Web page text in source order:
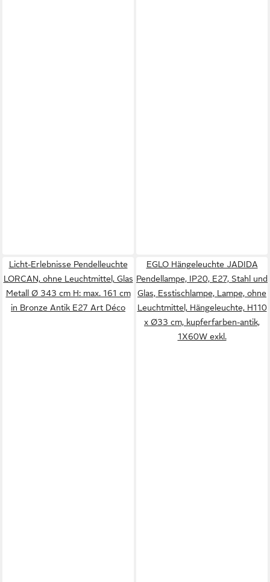
Licht-Erlebnisse Pendelleuchte
LORCAN, ohne Leuchtmittel, Glas
Metall Ø 343 cm H: max. 161 cm
in Bronze Antik E27 Art Déco
EGLO Hängeleuchte JADIDA
Pendellampe, IP20, E27, Stahl und
Glas, Esstischlampe, Lampe, ohne
Leuchtmittel, Hängeleuchte, H110
x Ø33 cm, kupferfarben-antik,
1X60W exkl.